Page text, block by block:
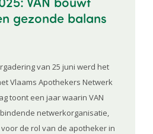
gezonde balans
van 25 juni werd het
Vlaams Apothekers Netwerk
toont een jaar waarin VAN
netwerkorganisatie,
de rol van de apotheker in